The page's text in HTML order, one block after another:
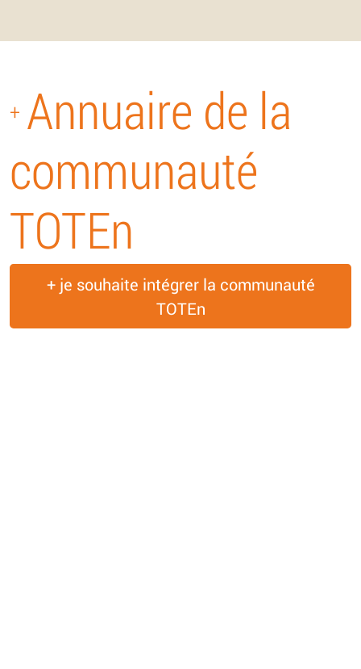
+ Annuaire de la
communauté
TOTEn
+ je souhaite intégrer la communauté
TOTEn